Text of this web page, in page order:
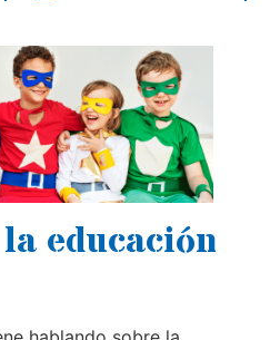
educación